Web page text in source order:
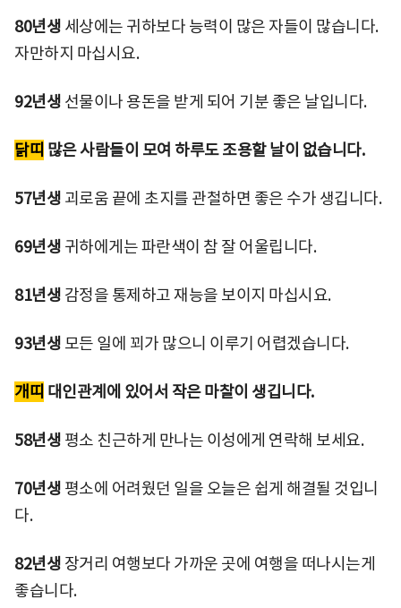
80년생 세상에는 귀하보다 능력이 많은 자들이 많습니다.
자만하지 마십시요.
92년생 선물이나 용돈을 받게 되어 기분 좋은 날입니다.
닭띠 많은 사람들이 모여 하루도 조용할 날이 없습니다.
57년생 괴로움 끝에 초지를 관철하면 좋은 수가 생깁니다.
69년생 귀하에게는 파란색이 참 잘 어울립니다.
81년생 감정을 통제하고 재능을 보이지 마십시요.
93년생 모든 일에 꾀가 많으니 이루기 어렵겠습니다.
개띠 대인관계에 있어서 작은 마찰이 생깁니다.
58년생 평소 친근하게 만나는 이성에게 연락해 보세요.
70년생 평소에 어려웠던 일을 오늘은 쉽게 해결될 것입니
다.
82년생 장거리 여행보다 가까운 곳에 여행을 떠나시는게
좋습니다.